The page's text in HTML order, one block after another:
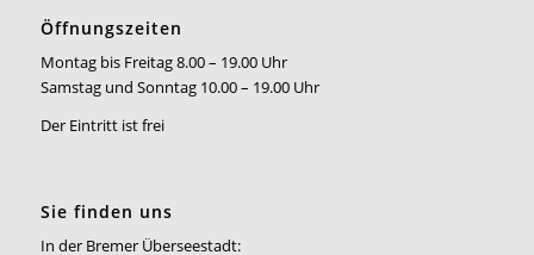
Öffnungszeiten
Montag bis Freitag 8.00 – 19.00 Uhr
Samstag und Sonntag 10.00 – 19.00 Uhr
Der Eintritt ist frei
Sie finden uns
In der Bremer Überseestadt: